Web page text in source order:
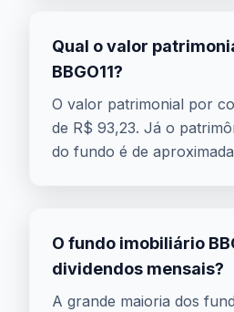
Qual o valor
BBGO11?
O valor patrimonial por
de R$ 93,23. Já o
do fundo é de
O fundo imobiliário
dividendos mensais?
A grande maioria dos